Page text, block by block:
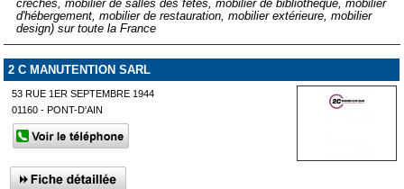
crèches, mobilier de salles des fêtes, mobilier de bibliothèque, mobilier
d'hébergement, mobilier de restauration, mobilier extérieure, mobilier
design) sur toute la France
2 C MANUTENTION SARL
53 RUE 1ER SEPTEMBRE 1944
01160 - PONT-D'AIN